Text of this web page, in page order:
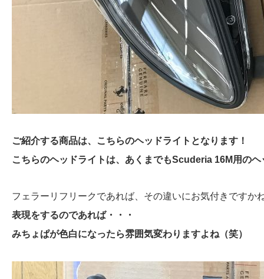
ご紹介する商品は、こちらのヘッドライトとなります！
こちらのヘッドライトは、あくまでもScuderia 16M用の
フェラーリフリークであれば、その違いにお気付きですか
表現をするのであれば・・・
みちょぱが色白になったら雰囲気変わりますよね（笑）